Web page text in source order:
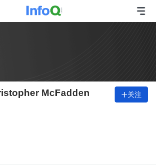
McFadden 关注